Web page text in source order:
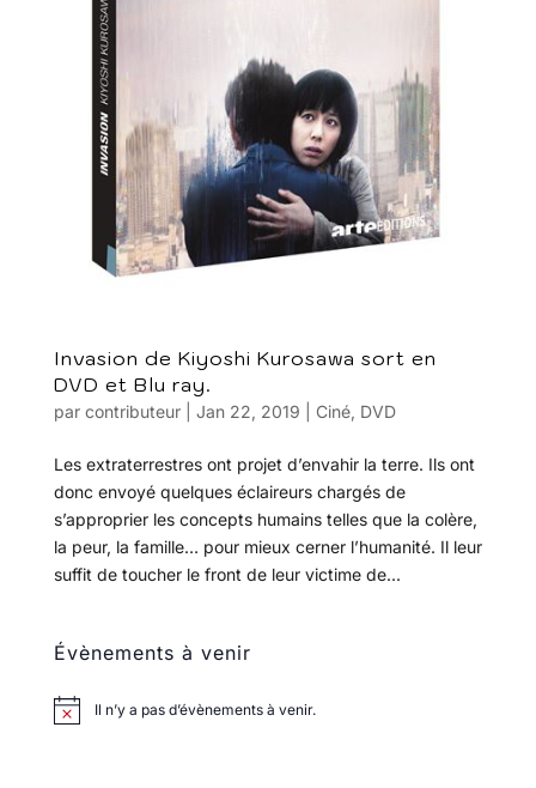
Invasion de Kiyoshi Kurosawa sort en
DVD et Blu ray.
par contributeur| Jan 22, 2019 Ciné, DVD
Les extraterrestres ont projet d’envahir la terre. Ils ont
donc envoyé quelques éclaireurs chargés de
s’approprier les concepts humains telles que la colère,
la peur, la famille… pour mieux cerner l’humanité. Il leur
suffit de toucher le front de leur victime de...
Évènements à venir
Il n’y a pas d’évènements à venir.